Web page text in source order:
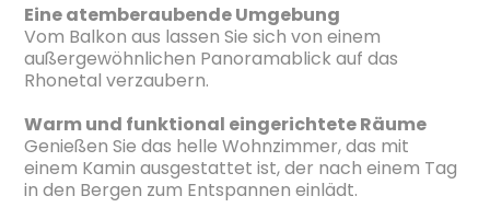
Eine atemberaubende Umgebung
Vom Balkon aus lassen Sie sich von einem
außergewöhnlichen Panoramablick auf das
Rhonetal verzaubern.
Warm und funktional eingerichtete Räume
Genießen Sie das helle Wohnzimmer, das mit
einem Kamin ausgestattet ist, der nach einem Tag
in den Bergen zum Entspannen einlädt.